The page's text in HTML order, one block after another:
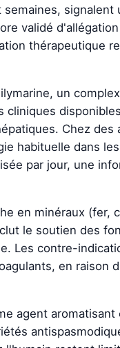
signalent
validé
thérapeutique
un
cliniques
Chez des
habituelle dans
par jour, une
en minéraux (fer,
le soutien des
Les contre-
en raison
agent aromatisant